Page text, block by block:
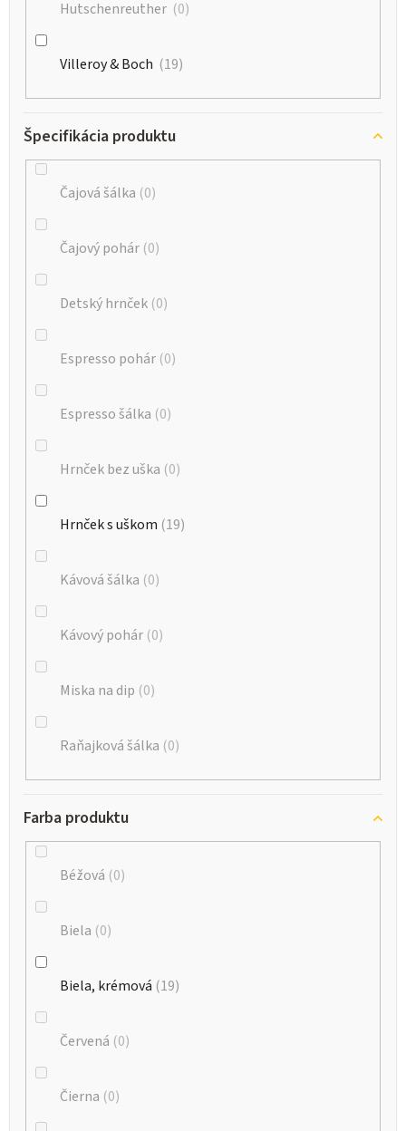
Hutschenreuther 0
Villeroy & Boch 19
Špecifikácia produktu
Čajová šálka 0
Čajový pohár 0
Detský hrnček 0
Espresso pohár 0
Espresso šálka 0
Hrnček bez uška 0
Hrnček s uškom 19
Kávová šálka 0
Kávový pohár 0
Miska na dip 0
Raňajková šálka 0
Farba produktu
Béžová 0
Biela 0
Biela, krémová 19
Červená 0
Čierna 0